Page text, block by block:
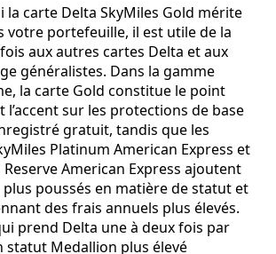
la carte Delta SkyMiles Gold mérite
votre portefeuille, il est utile de la
aux autres cartes Delta et aux
généralistes. Dans la gamme
la carte Gold constitue le point
l’accent sur les protections de base
gratuit, tandis que les
Platinum American Express et
Reserve American Express ajoutent
plus poussés en matière de statut et
des frais annuels plus élevés.
prend Delta une à deux fois par
statut Medallion plus élevé